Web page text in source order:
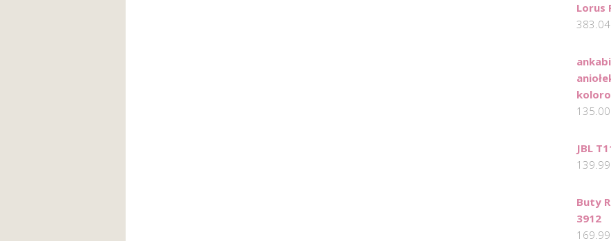
Lorus
383.04
135.00
JBL
139.99
Buty
3912
169.99